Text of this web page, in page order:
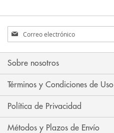
Inscríbase
a
nuestro
boletín
noticias:
Sobre nosotros
Términos y Condiciones de Uso
Política de Privacidad
Métodos y Plazos de Envío